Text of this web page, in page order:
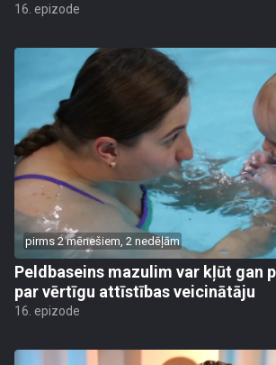
16. epizode
pirms 2 mēnešiem, 2 nedēļām
Peldbaseins mazulim var kļūt gan
par vērtīgu attīstības veicinātāju
16. epizode